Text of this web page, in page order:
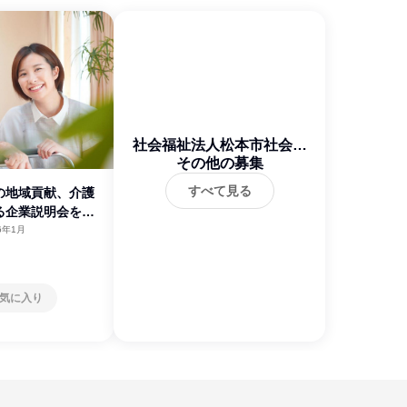
地域貢献、介護
企業説明会を開
1月
に入り
社会福祉法人松本市社会福
祉協議会
その他の募集
すべて見る